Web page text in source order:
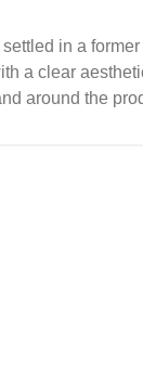
in a
a clear
around the